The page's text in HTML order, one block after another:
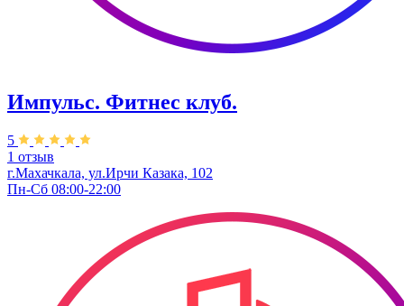
Импульс. Фитнес клуб.
5
1 отзыв
г.Махачкала, ул.Ирчи Казака, 102
Пн-Сб 08:00-22:00